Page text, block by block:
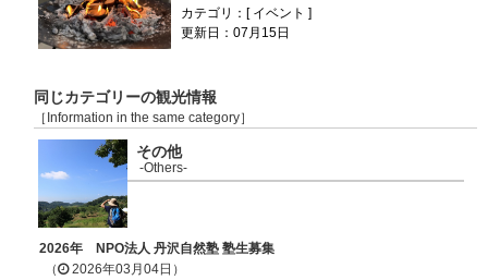
カテゴリ：[ イベント ]
更新日：07月15日
同じカテゴリーの観光情報
［Information in the same category］
その他
-Others-
2026年 NPO法人 丹沢自然塾 塾生募集
（
2026年03月04日）